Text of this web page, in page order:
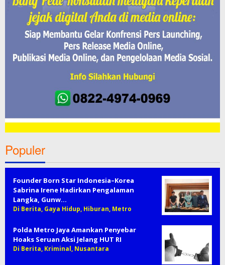
Populer
Founder Born Star Indonesia–Korea
Sabrina Irene Hadirkan Pengalaman
Langka, Gunw…
Di Berita, Gaya Hidup, Hiburan, Metro
Polda Metro Jaya Amankan Penyebar
Hoaks Seruan Aksi Jelang HUT RI
Di Berita, Kriminal, Nusantara